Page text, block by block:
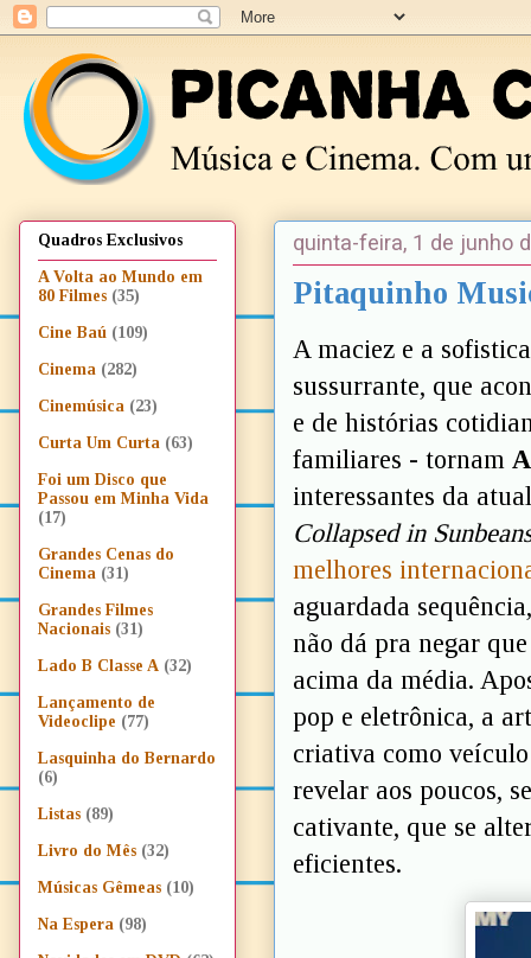
quinta-feira, 1 de junho
Pitaquinho
A maciez e a
sussurrante, que
e de histórias
familiares - tornam
interessantes da
Collapsed in
melhores
aguardada
não dá pra negar
acima da média.
pop e eletrônica, a
criativa como
revelar aos poucos,
cativante, que se
eficientes.
Quadros Exclusivos
A Volta ao Mundo em
80 Filmes (35)
Cine Baú (109)
Cinema (282)
Cinemúsica (23)
Curta Um Curta (63)
Foi um Disco que
Passou em Minha Vida
(17)
Grandes Cenas do
Cinema (31)
Grandes Filmes
Nacionais (31)
Lado B Classe A (32)
Lançamento de
Videoclipe (77)
Lasquinha do Bernardo
(6)
Listas (89)
Livro do Mês (32)
Músicas Gêmeas (10)
Na Espera (98)